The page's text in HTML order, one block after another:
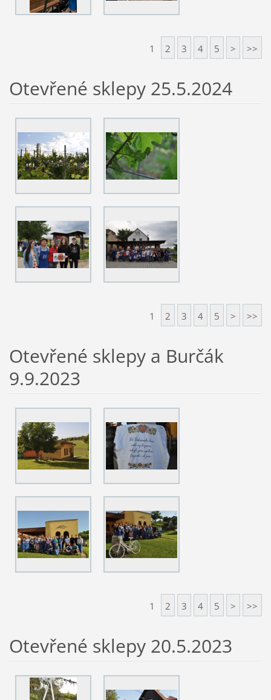
1 2 3 4 5 > >>
Otevřené sklepy 25.5.2024
1 2 3 4 5 > >>
Otevřené sklepy a Burčák
9.9.2023
1 2 3 4 5 > >>
Otevřené sklepy 20.5.2023